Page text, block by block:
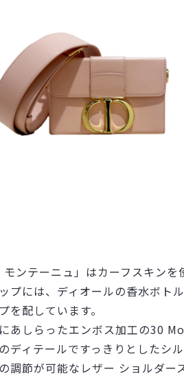
モンテーニュ」はカーフスキン
プには、ディオールの香水ボト
を配しています。
あしらったエンボス加工の30
ディテールですっきりとしたシ
調節が可能なレザー ショルダー